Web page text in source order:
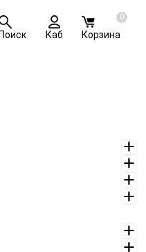
Поиск Каб
0
Корзина